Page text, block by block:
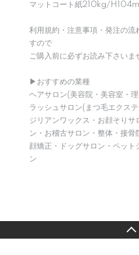
マットコート紙210kg/
利用規約・注意事項・発注の流
すので
ご購入前に必ずお読み下さいま
▶︎おすすめの業種
ヘアサロン(美容院・美容室・
ラッシュサロン(まつ毛エクス
ジリアンワックス・お顔そりサ
ン・お稽古サロン・整体・接
顔矯正・ドッグサロン・ペット
ン